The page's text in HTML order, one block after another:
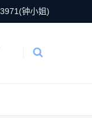
钟小姐)